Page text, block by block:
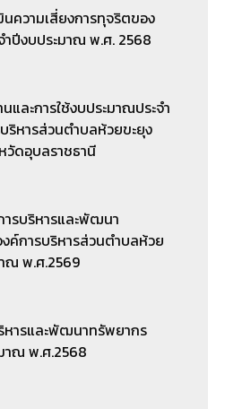
นความเสี่ยงการทุจริตของ
าปีงบประมาณ พ.ศ. 2568
และการใช้งบประมาณประจำ
ริหารส่วนตำบลห้วยขะยุง
วัดอุบลราชธานี
ารบริหารและพัฒนา
ค์การบริหารส่วนตำบลห้วย
าณ พ.ศ.2569
หารและพัฒนาทรัพยากร
าณ พ.ศ.2568